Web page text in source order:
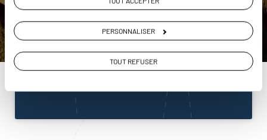
PERSONNALISER
TOUT REFUSER
Construisez votre voyage avec un spécialiste Chili
01 86 95 65 09